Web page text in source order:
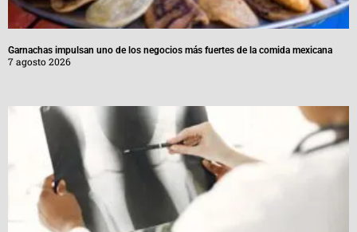
Garnachas impulsan uno de los negocios más fuertes de la comida mexicana
7 agosto 2026